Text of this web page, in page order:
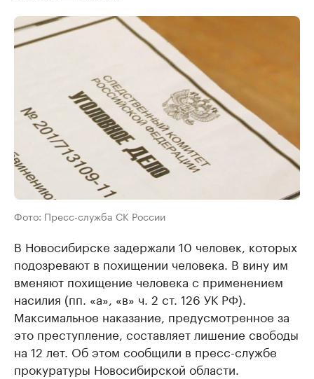
Фото: Пресс-служба СК России
В Новосибирске задержали 10 человек, которых
подозревают в похищении человека. В вину им
вменяют похищение человека с применением
насилия (пп. «а», «в» ч. 2 ст. 126 УК РФ).
Максимальное наказание, предусмотренное за
это преступление, составляет лишение свободы
на 12 лет. Об этом сообщили в пресс-службе
прокуратуры Новосибирской области.